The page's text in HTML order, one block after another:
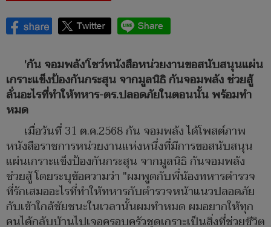
'กัน จอมพลัง'โชว์หนังสือหน่วยงานขอสนับสนุนแผ่น
เกราะแข็งป้องกันกระสุน จากมูลนิธิ กันจอมพลัง ช่วยสู้
ลั่นอะไรที่ทำให้ทหาร-ตร.ปลอดภัยในตอนนั้น พร้อมทำ
หมด
เมื่อวันที่ 31 ต.ค.2568 กัน จอมพลัง ได้โพสต์ภาพ
หนังสือราชการหน่วยงานแห่งหนึ่งที่มีการขอสนับสนุน
แผ่นเกราะแข็งป้องกันกระสุน จากมูลนิธิ กันจอมพลัง
ช่วยสู้ โดยระบุข้อความว่า "ผมพูดกับพี่น้องทหารตำรวจ
ที่รักเสมออะไรที่ทำให้ทหารกับตำรวจหน้าแนวปลอดภัย
กับเข้าใกล้ชัยชนะในเวลานั้นผมทำหมด ผมอยากให้ทุก
คนได้กลับบ้านไปเจอครอบครัวชุดเกราะเป็นสิ่งที่ช่วยชีวิต